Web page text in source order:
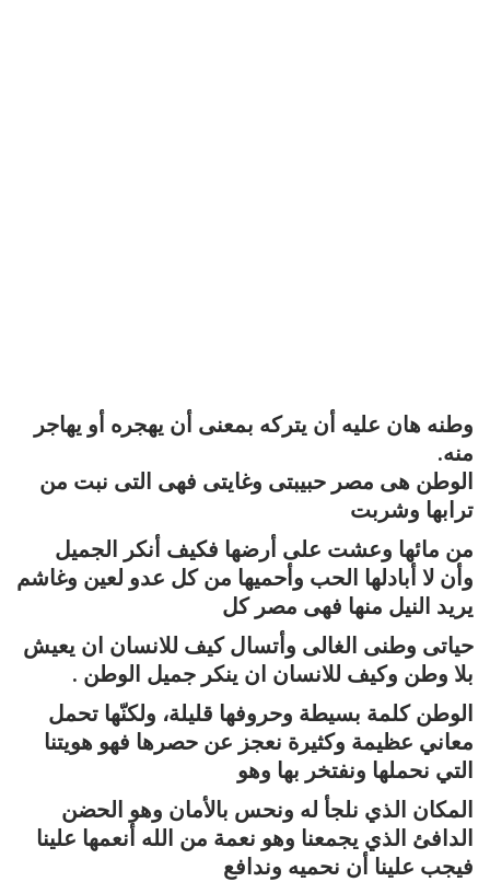
وطنه هان عليه أن يتركه بمعنى أن يهجره أو يهاجر
منه.
الوطن هى مصر حبيبتى وغايتى فهى التى نبت من
ترابها وشربت
من مائها وعشت على أرضها فكيف أنكر الجميل
وأن لا أبادلها الحب وأحميها من كل عدو لعين وغاشم
يريد النيل منها فهى مصر كل
حياتى وطنى الغالى وأتسال كيف للانسان ان يعيش
بلا وطن وكيف للانسان ان ينكر جميل الوطن .
الوطن كلمة بسيطة وحروفها قليلة، ولكنّها تحمل
معاني عظيمة وكثيرة نعجز عن حصرها فهو هويتنا
التي نحملها ونفتخر بها وهو
المكان الذي نلجأ له ونحس بالأمان وهو الحضن
الدافئ الذي يجمعنا وهو نعمة من الله أنعمها علينا
فيجب علينا أن نحميه وندافع